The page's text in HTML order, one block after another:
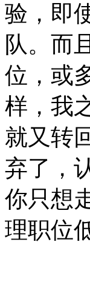
验，即
队。而
位，或
样，我
就又转
弃了，
你只想
理职位